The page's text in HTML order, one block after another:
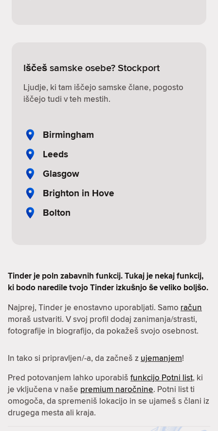
Iščeš samske osebe? Stockport
Ljudje, ki tam iščejo samske člane, pogosto
iščejo tudi v teh mestih.
Birmingham
Leeds
Glasgow
Brighton in Hove
Bolton
Tinder je poln zabavnih funkcij. Tukaj je nekaj funkcij,
ki bodo naredile tvojo Tinder izkušnjo še veliko boljšo.
Najprej, Tinder je enostavno uporabljati. Samo račun
moraš ustvariti. V svoj profil dodaj zanimanja/strasti,
fotografije in biografijo, da pokažeš svojo osebnost.
In tako si pripravljen/-a, da začneš z ujemanjem!
Pred potovanjem lahko uporabiš funkcijo Potni list, ki
je vključena v naše premium naročnine. Potni list ti
omogoča, da spremeniš lokacijo in se ujameš s člani iz
drugega mesta ali kraja.